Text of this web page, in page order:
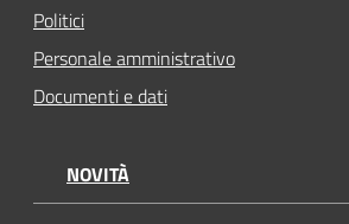
Politici
Personale amministrativo
Documenti e dati
NOVITÀ